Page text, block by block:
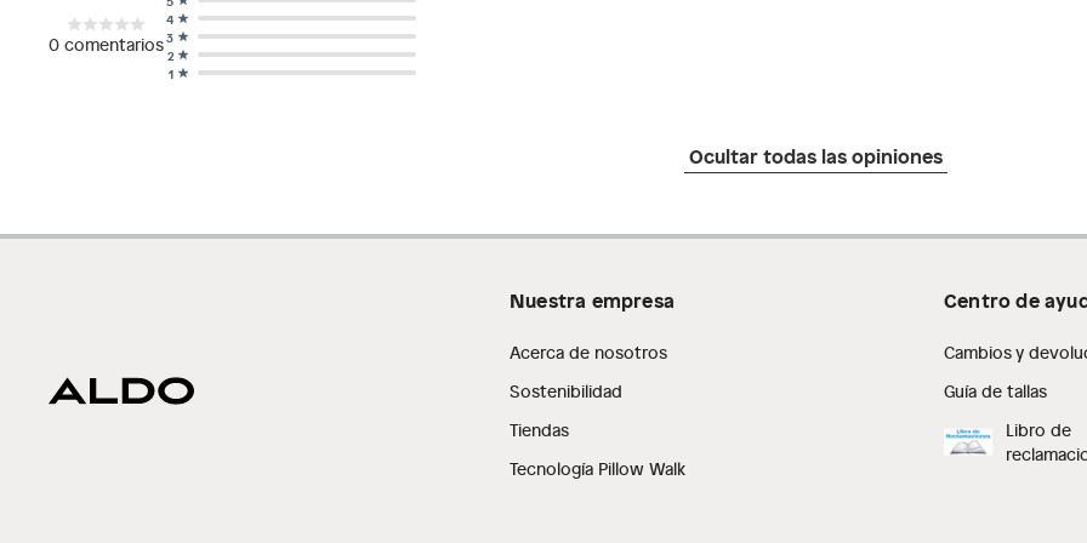
0 comentarios
1
2
3
4
Ocultar todas las opiniones
Nuestra empresa
Acerca de nosotros
Sostenibilidad
Tiendas
Tecnología Pillow Walk
Centro de
Cambios y
Guía de tallas
Libro de